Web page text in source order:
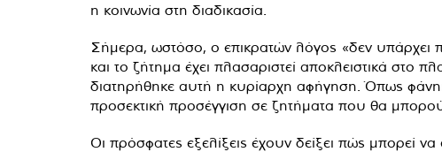
η κοινωνία στη διαδικασία.
Σήμερα, ωστόσο, ο επικρατών λόγος «δεν υπάρχει
και το ζήτημα έχει πλασαριστεί αποκλειστικά στο
διατηρήθηκε αυτή η κυρίαρχη αφήγηση. Όπως
προσεκτική προσέγγιση σε ζητήματα που θα
Οι πρόσφατες εξελίξεις έχουν δείξει πώς μπορεί